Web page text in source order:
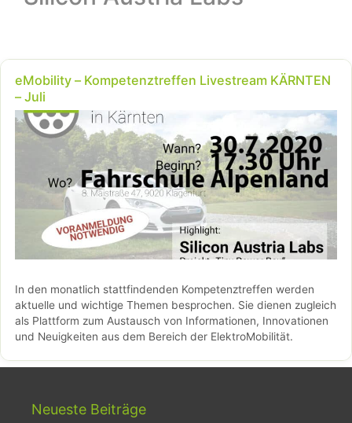
eMobility – Kompetenztreffen Livestream KÄRNTEN
– Juli
In den monatlich stattfindenden Kompetenztreffen werden
aktuelle und wichtige Themen besprochen. Sie dienen zugleich
als Plattform zum Austausch von Informationen, Innovationen
und Neuigkeiten aus dem Bereich der ElektroMobilität.
Neueste Beiträge